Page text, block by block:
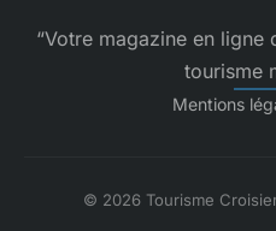
“Votre magazine en
tourisme
Mentions
© 2026 Tourisme